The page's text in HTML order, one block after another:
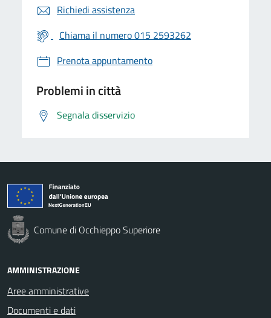
Richiedi assistenza
Chiama il numero 015 2593262
Prenota appuntamento
Problemi in città
Segnala disservizio
Comune di Occhieppo Superiore
AMMINISTRAZIONE
Aree amministrative
Documenti e dati